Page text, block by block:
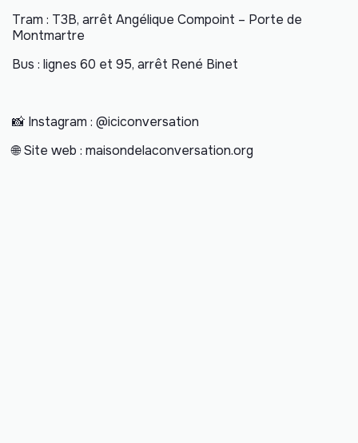
Tram : T3B, arrêt Angélique Compoint – Porte de
Montmartre
Bus : lignes 60 et 95, arrêt René Binet
📸 Instagram : @iciconversation
🌐 Site web : maisondelaconversation.org